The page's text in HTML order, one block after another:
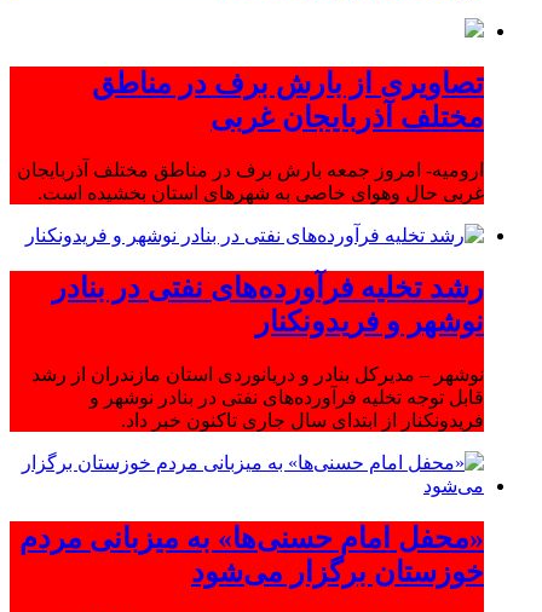
تصاویری از بارش برف در مناطق
مختلف آذربایجان غربی
ارومیه- امروز جمعه بارش برف در مناطق مختلف آذربایجان
غربی حال وهوای خاصی به شهرهای استان بخشیده است.
رشد تخلیه فرآورده‌های نفتی در بنادر
نوشهر و فریدونکنار
نوشهر – مدیرکل بنادر و دریانوردی استان مازندران از رشد
قابل توجه تخلیه فرآورده‌های نفتی در بنادر نوشهر و
فریدونکنار از ابتدای سال جاری تاکنون خبر داد.
«محفل امام حسنی‌ها» به میزبانی مردم
خوزستان برگزار می‌شود